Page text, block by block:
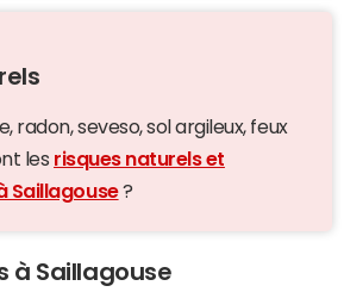
radon, seveso, sol argileux, feux
les risques naturels et
Saillagouse?
à Saillagouse